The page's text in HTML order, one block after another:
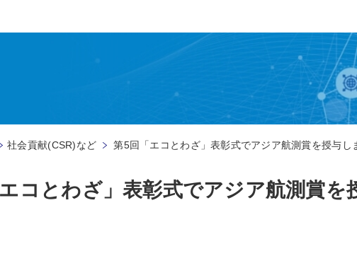
社会貢献(CSR)など 第5回「エコとわざ」表彰式でアジア航測賞を授与し
コとわざ」表彰式でアジア航測賞を